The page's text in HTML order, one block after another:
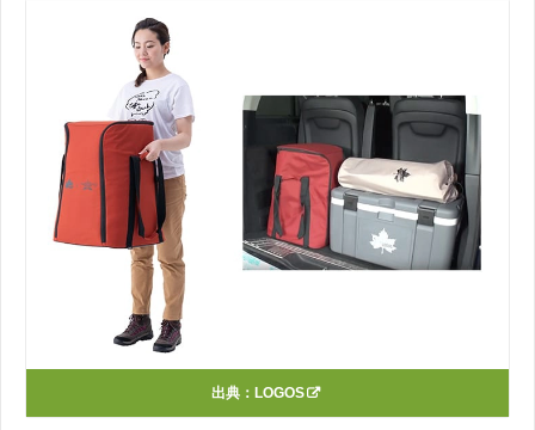
出典： LOGOS